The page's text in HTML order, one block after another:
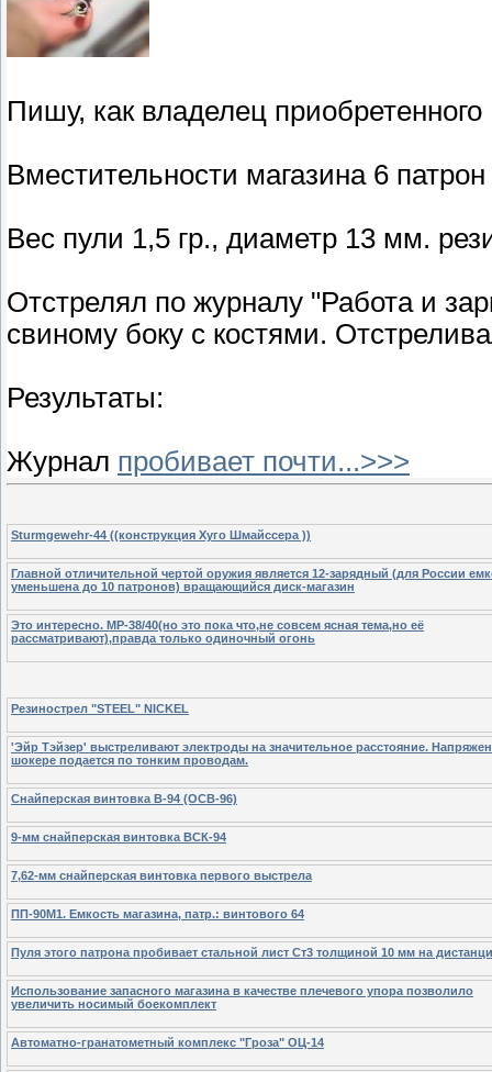
Пишу, как владелец
Вместительности магазина 6
Вес пули 1,5 гр., диаметр 13 мм.
Отстрелял по журналу "Работа и
свиному боку с костями.
Результаты:
Журнал пробивает почти...>>>
Sturmgewehr-44 ((конструкция Хуго Шмайссера ))
Главной отличительной чертой оружия является 12-зарядный (для России
уменьшена до 10 патронов) вращающийся диск-магазин
Это интересно. МР-38/40(но это пока что,не совсем ясная тема,но её
рассматривают),правда только одиночный огонь
Резинострел "STEEL" NICKEL
'Эйр Тэйзер' выстреливают электроды на значительное расстояние.
шокере подается по тонким проводам.
Снайперская винтовка В-94 (ОСВ-96)
9-мм снайперская винтовка ВСК-94
7,62-мм снайперская винтовка первого выстрела
ПП-90М1. Емкость магазина, патр.: винтового 64
Пуля этого патрона пробивает стальной лист Ст3 толщиной 10 мм на
Использование запасного магазина в качестве плечевого упора позволило
увеличить носимый боекомплект
Автоматно-гранатометный комплекс "Гроза" ОЦ-14